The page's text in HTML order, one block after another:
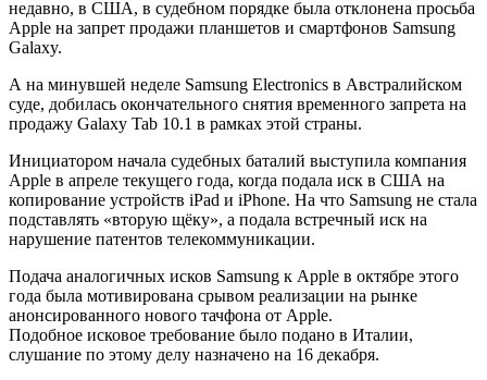
недавно, в США, в судебном порядке была отклонена просьба
Apple на запрет продажи планшетов и смартфонов Samsung
Galaxy.
А на минувшей неделе Samsung Electronics в Австралийском
суде, добилась окончательного снятия временного запрета на
продажу Galaxy Tab 10.1 в рамках этой страны.
Инициатором начала судебных баталий выступила компания
Apple в апреле текущего года, когда подала иск в США на
копирование устройств iPad и iPhone. На что Samsung не стала
подставлять «вторую щёку», а подала встречный иск на
нарушение патентов телекоммуникации.
Подача аналогичных исков Samsung к Apple в октябре этого
года была мотивирована срывом реализации на рынке
анонсированного нового тачфона от Apple.
Подобное исковое требование было подано в Италии,
слушание по этому делу назначено на 16 декабря.